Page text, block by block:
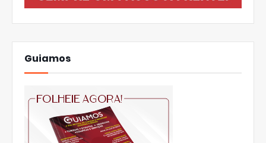
Guiamos